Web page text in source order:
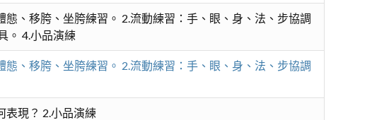
、移胯、坐胯練習。 2.流動練習：手、眼、身、法、步協調
。 4.小品演練
、移胯、坐胯練習。 2.流動練習：手、眼、身、法、步協調
表現？ 2.小品演練